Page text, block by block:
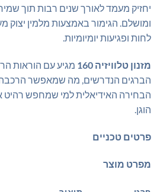
יחזיק מעמד לאורך שנים רבות תוך
ומושלם. הגימור באמצעות מלמין יצוק
לחות ופגיעות יומיומיות.
מזנון טלוויזיה 160
מגיע עם הוראות
הברגים הנדרשים, מה שמאפשר הרכבה
הבחירה האידיאלית למי שמחפש רהיט
הוגן.
פרטים טכניים
מפרט מוצר